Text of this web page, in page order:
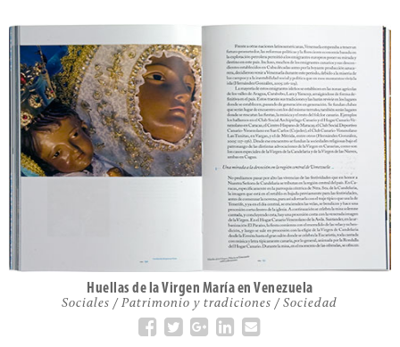
Huellas de la Virgen María en Venezuela
Sociales / Patrimonio y tradiciones / Sociedad